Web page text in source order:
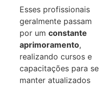
Esses profissionais
geralmente passam
por um constante
aprimoramento,
realizando cursos e
capacitações para se
manter atualizados